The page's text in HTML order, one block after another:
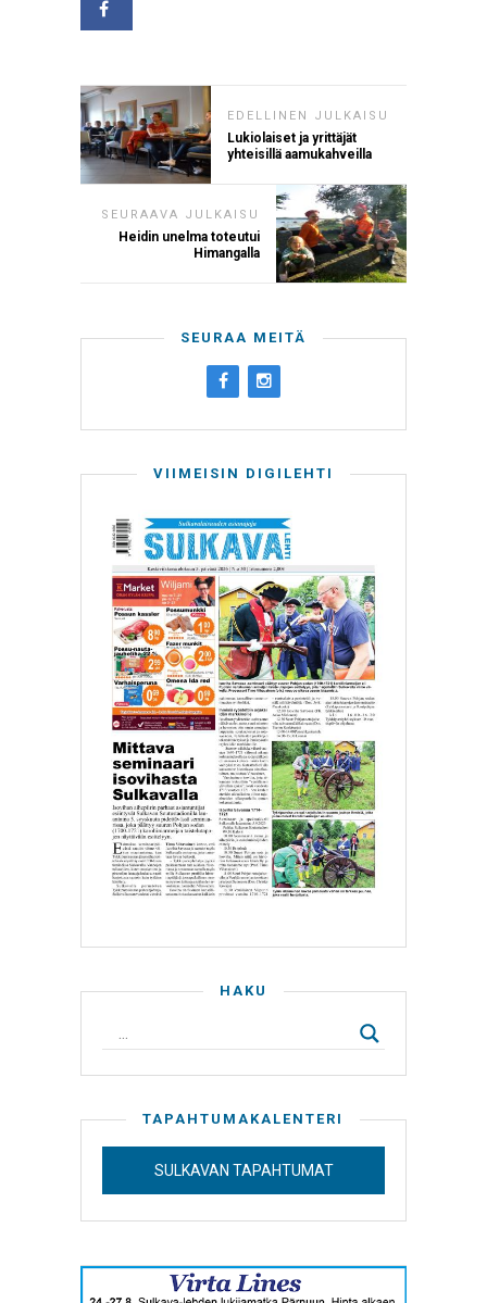
EDELLINEN JULKAISU
Lukiolaiset ja yrittäjät
yhteisillä aamukahveilla
SEURAAVA JULKAISU
Heidin unelma toteutui
Himangalla
SEURAA MEITÄ
VIIMEISIN DIGILEHTI
HAKU
TAPAHTUMAKALENTERI
SULKAVAN TAPAHTUMAT